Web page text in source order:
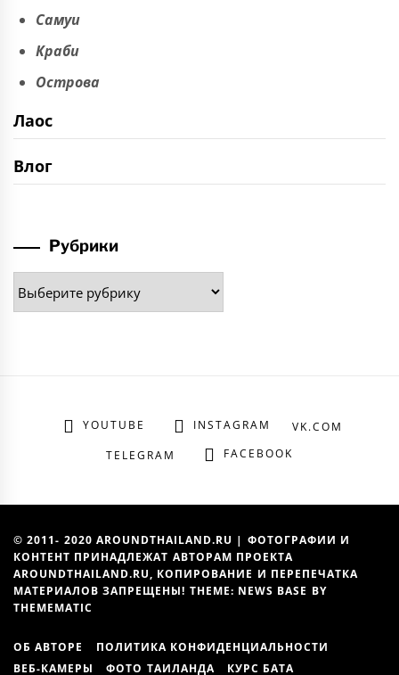
Самуи
Краби
Острова
Лаос
Влог
Рубрики
Рубрики
YOUTUBE INSTAGRAM
VK.COM
TELEGRAM
FACEBOOK
© 2011- 2020 AROUNDTHAILAND.RU | ФОТОГРАФИИ И
КОНТЕНТ ПРИНАДЛЕЖАТ АВТОРАМ ПРОЕКТА
AROUNDTHAILAND.RU, КОПИРОВАНИЕ И ПЕРЕПЕЧАТКА
МАТЕРИАЛОВ ЗАПРЕЩЕНЫ! THEME: NEWS BASE BY
THEMEMATIC
ОБ АВТОРЕ
ПОЛИТИКА КОНФИДЕНЦИАЛЬНОСТИ
ВЕБ-КАМЕРЫ
ФОТО ТАИЛАНДА КУРС БАТА